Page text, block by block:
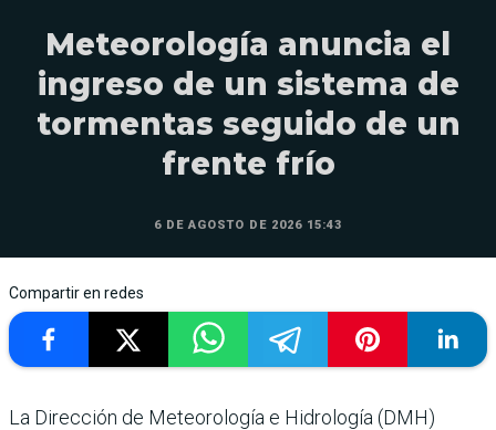
Meteorología anuncia el
ingreso de un sistema de
tormentas seguido de un
frente frío
6 DE AGOSTO DE 2026 15:43
Compartir en redes
La Dirección de Meteorología e Hidrología (DMH)